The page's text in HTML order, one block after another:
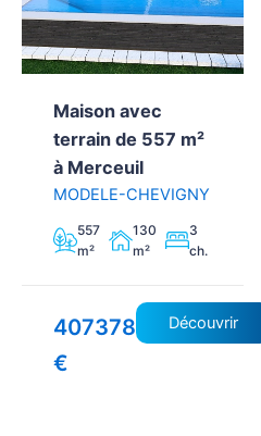
Maison avec
terrain de 557 m²
à Merceuil
MODELE-CHEVIGNY
557
m²
130
m²
3
ch.
407378
€
Découvrir